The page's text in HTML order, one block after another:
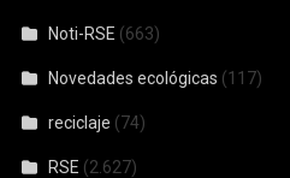
Noti-RSE (663)
Novedades ecológicas (117)
reciclaje (74)
RSE (2.627)